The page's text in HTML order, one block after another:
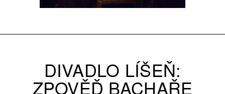
ČESKY
DIVADLO LÍŠEŇ:
ZPOVĚĎ BACHAŘE